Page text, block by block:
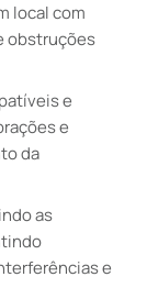
local com
obstruções
e
e
da
as
e